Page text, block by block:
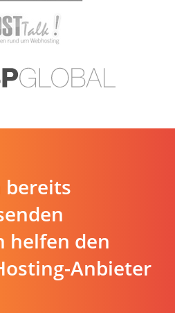
bereits
helfen den
Anbieter